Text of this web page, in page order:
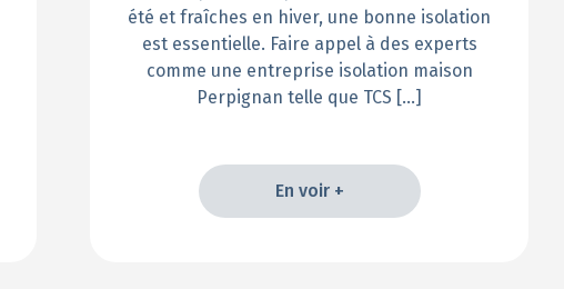
été et fraîches en hiver, une bonne isolation
est essentielle. Faire appel à des experts
comme une entreprise isolation maison
Perpignan telle que TCS […]
En voir +